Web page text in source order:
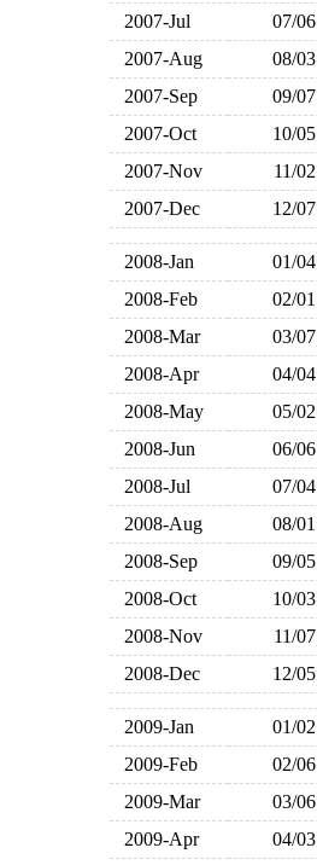
2007-Jul 07/06
2007-Aug
08/03
2007-Sep
09/07
2007-Oct
10/05
2007-Nov
11/02
2007-Dec
12/07
2008-Jan 01/04
2008-Feb
02/01
2008-Mar
03/07
2008-Apr
04/04
2008-May
05/02
2008-Jun
06/06
2008-Jul
07/04
2008-Aug
08/01
2008-Sep
09/05
2008-Oct
10/03
2008-Nov
11/07
2008-Dec
12/05
2009-Jan 01/02
2009-Feb
02/06
2009-Mar
03/06
2009-Apr
04/03